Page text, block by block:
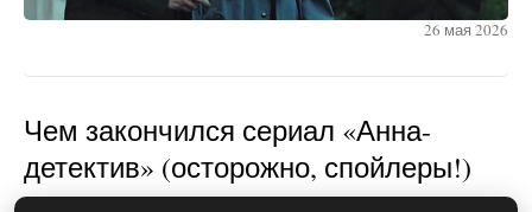
26 мая 2026
Чем закончился сериал «Анна-
детектив» (осторожно, спойлеры!)